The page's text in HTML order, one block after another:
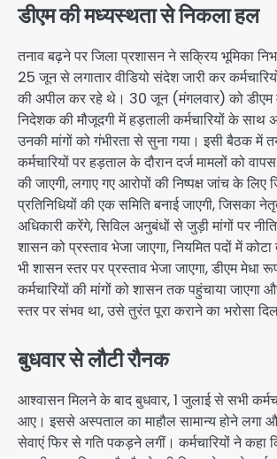
डीएम की मध्यस्थता से निकला हल
तनाव बढ़ने पर जिला प्रशासन ने सक्रिय भूमिका
25 जून से लगातार वीडियो संदेश जारी कर
की अपील कर रहे थे। 30 जून (मंगलवार) को
निदेशक की मौजूदगी में हड़ताली कर्मचारियों के
उनकी मांगों को गंभीरता से सुना गया। इसी बैठक में
कर्मचारियों पर हड़ताल के दौरान दर्ज मामलों को
की जाएगी, लगाए गए आरोपों की निष्पक्ष जांच के लिए
प्रतिनिधियों की एक समिति बनाई जाएगी, जिसका
अधिकारी करेंगे, सिविल अनुबंधों से जुड़ी मांगों पर
शासन को प्रस्ताव भेजा जाएगा, नियमित पदों में
भी शासन स्तर पर प्रस्ताव भेजा जाएगा, डीएम मेधा
कर्मचारियों की मांगों को शासन तक पहुंचाया जाएगा
स्तर पर संभव था, उसे तुरंत पूरा कराने का भरोसा
बुधवार से लौटी रौनक
आश्वासन मिलने के बाद बुधवार, 1 जुलाई से सभी
आए। इससे अस्पताल का माहौल सामान्य होने लगा
सेवाएं फिर से गति पकड़ने लगीं। कर्मचारियों ने कहा